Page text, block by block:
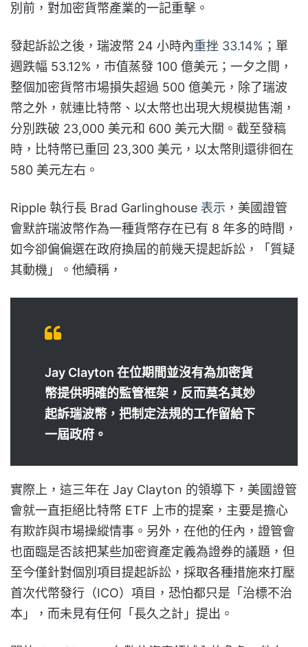
別前，對加密貨幣產業的一記重擊。
發起訴訟之後，瑞波幣 24 小時內重挫 33.14% ；單
週跌幅 53.12%，市值蒸發 100 億美元；一夕之間，
整個加密貨幣市場損失超過 500 億美元，除了瑞波
幣之外，就連比特幣、以太幣也出現大規模拋售潮，
分別跌破 23,000 美元和 600 美元大關。截至發稿
時，比特幣已重回 23,300 美元，以太幣則還徘徊在
580 美元左右。
Ripple 執行長 Brad Garlinghouse 表示 ，美國證管
會默許瑞波幣作為一種貨幣存在已有 8 年多的時間，
如今卻偏偏選在政府換屆的前幾天提起訴訟，「質疑
其動機」。他續稱，
Jay Clayton 在位期間並沒有為加密貨
幣提供明確的監管框架，反而莫名其妙
起訴瑞波幣，把制定法規的工作留給下
一屆政府。
實際上，這三年在 Jay Clayton 的領導下，美國證管
會就一直拒絕比特幣 ETF 上市的提案， 主要是擔心
有欺詐與市場操縱情事。另外，在他的任內， 證管會
也面臨是否該把某些加密資產定義為證券的議題，但
至今僅針對個別項目提起訴訟，採取各種措施來打壓
首次代幣發行（ICO）項目，恐怕都只是「治標不治
本」，而未見有任何「長久之計」提出。